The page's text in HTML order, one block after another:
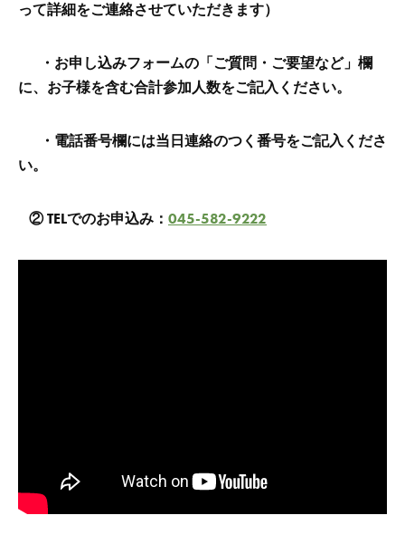
って詳細をご連絡させていただきます）
・ お申し込みフォームの「ご質問・ご要望など」欄
に、お子様を含む合計参加人数をご記入ください。
・ 電話番号欄には当日連絡のつく番号をご記入くださ
い。
② TELでのお申込み： 045-582-9222